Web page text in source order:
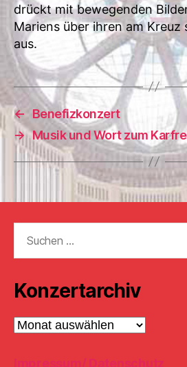
drückt mit bewegenden
Mariens über ihren am Kreuz
aus.
←
Benefizkonzert
→ Musik und Wort zum
nach:
Konzertarchiv
Konzertarchiv
Impressum/ Datenschutz